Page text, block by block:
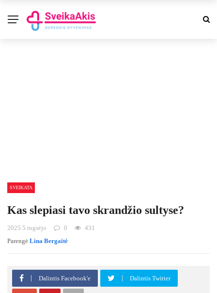
SVEIKATA
Kas slepiasi tavo skrandžio sultyse?
2025 5 rugsėjo 0
431
Parengė Lina Bergaitė
Dalintis Facebook'e Dalintis Twitter